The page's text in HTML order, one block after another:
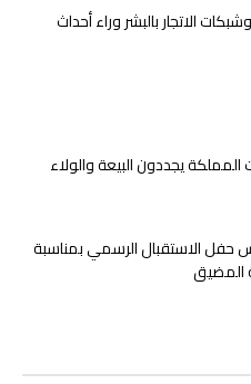
الاتجار بالبشر وراء أحداث
يجددون البيعة والولاء
حفل الاستقبال الرسمي بمناسبة